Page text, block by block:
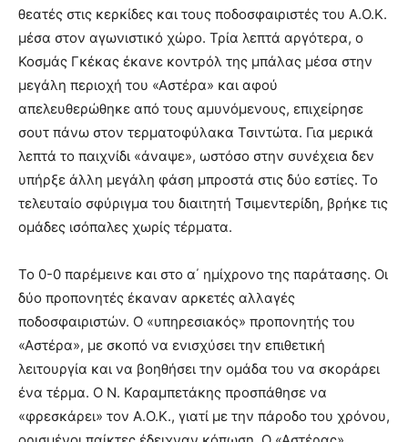
θεατές στις κερκίδες και τους ποδοσφαιριστές του Α.Ο.Κ.
μέσα στον αγωνιστικό χώρο. Τρία λεπτά αργότερα, ο
Κοσμάς Γκέκας έκανε κοντρόλ της μπάλας μέσα στην
μεγάλη περιοχή του «Αστέρα» και αφού
απελευθερώθηκε από τους αμυνόμενους, επιχείρησε
σουτ πάνω στον τερματοφύλακα Τσιντώτα. Για μερικά
λεπτά το παιχνίδι «άναψε», ωστόσο στην συνέχεια δεν
υπήρξε άλλη μεγάλη φάση μπροστά στις δύο εστίες. Το
τελευταίο σφύριγμα του διαιτητή Τσιμεντερίδη, βρήκε τις
ομάδες ισόπαλες χωρίς τέρματα.
Το 0-0 παρέμεινε και στο α΄ ημίχρονο της παράτασης. Οι
δύο προπονητές έκαναν αρκετές αλλαγές
ποδοσφαιριστών. Ο «υπηρεσιακός» προπονητής του
«Αστέρα», με σκοπό να ενισχύσει την επιθετική
λειτουργία και να βοηθήσει την ομάδα του να σκοράρει
ένα τέρμα. Ο Ν. Καραμπετάκης προσπάθησε να
«φρεσκάρει» τον Α.Ο.Κ., γιατί με την πάροδο του χρόνου,